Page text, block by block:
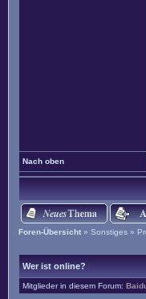
Nach oben
Foren-Übersicht » Sonstiges »
Wer ist online?
Mitglieder in diesem Forum: